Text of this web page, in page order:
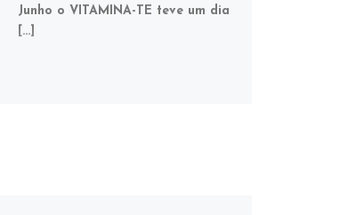
Junho o VITAMINA-TE teve um dia
[…]